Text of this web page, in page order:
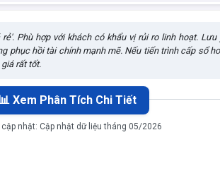
Phù hợp với khách có khẩu vị rủi ro linh hoạt.
phục hồi tài chính mạnh mẽ. Nếu tiến trình cấp sổ
rất tốt.
📊 Xem Phân Tích Chi Tiết
cập nhật: Cập nhật dữ liệu tháng 05/2026